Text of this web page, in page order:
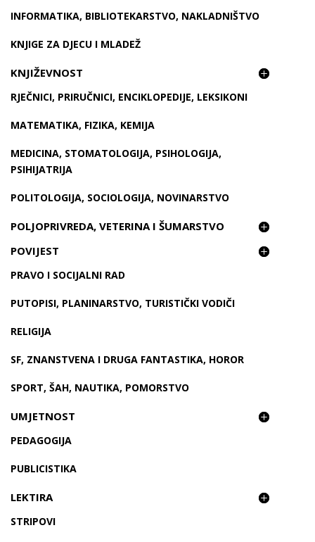
INFORMATIKA, BIBLIOTEKARSTVO, NAKLADNIŠTVO
KNJIGE ZA DJECU I MLADEŽ
KNJIŽEVNOST
RJEČNICI, PRIRUČNICI, ENCIKLOPEDIJE, LEKSIKONI
MATEMATIKA, FIZIKA, KEMIJA
MEDICINA, STOMATOLOGIJA, PSIHOLOGIJA,
PSIHIJATRIJA
POLITOLOGIJA, SOCIOLOGIJA, NOVINARSTVO
POLJOPRIVREDA, VETERINA I ŠUMARSTVO
POVIJEST
PRAVO I SOCIJALNI RAD
PUTOPISI, PLANINARSTVO, TURISTIČKI VODIČI
RELIGIJA
SF, ZNANSTVENA I DRUGA FANTASTIKA, HOROR
SPORT, ŠAH, NAUTIKA, POMORSTVO
UMJETNOST
PEDAGOGIJA
PUBLICISTIKA
LEKTIRA
STRIPOVI